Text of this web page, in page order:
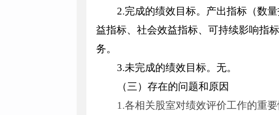
2.完成的绩效目标。 产出指标（数
益指标、社会效益指标、可持续影响指
务。
3.未完成的绩效目标。 无。
（三）存在的问题和原因
1.各相关股室对绩效评价工作的重